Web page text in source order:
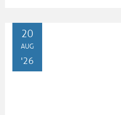
DO20
AUG
'26